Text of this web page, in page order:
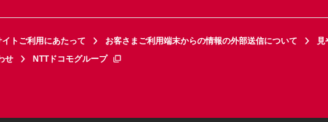
イトご利用にあたって お客さまご利用端末からの情報の外部送信について
見
せ NTTドコモグループ